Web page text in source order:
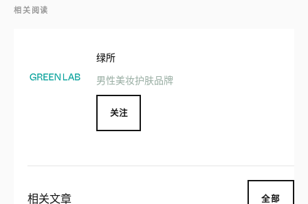
相关阅读
绿所
男性美妆护肤品牌
关注
相关文章 全部